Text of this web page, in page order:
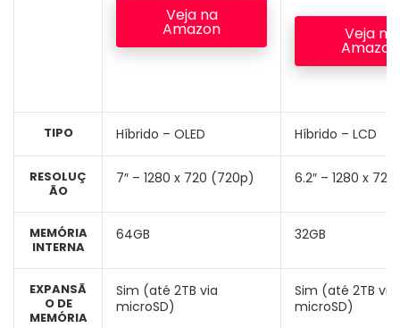
TIPO
RESOLUÇ
ÃO
MEMÓRIA
INTERNA
EXPANSÃ
O DE
MEMÓRIA
Veja na
Amazon
Híbrido – OLED
7″ – 1280 x 720 (720p)
64GB
Sim (até 2TB via
microSD)
Veja na
Amazon
Híbrido – LCD
6.2″ – 1280 x
32GB
Sim (até 2TB via
microSD)